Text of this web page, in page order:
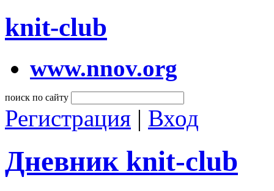
knit-club
www.nnov.org
поиск по сайту
Регистрация | Вход
Дневник knit-club